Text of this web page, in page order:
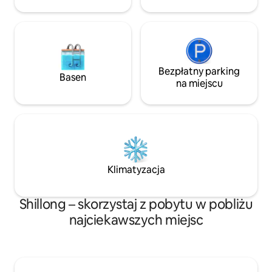
Nongjrong 2,5 godziny Dawki, Jowai
Basen
Bezpłatny parking
na miejscu
Klimatyzacja
Shillong – skorzystaj z pobytu w pobliżu
najciekawszych miejsc